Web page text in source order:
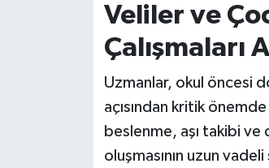
Veliler ve
Çalışmaları
Uzmanlar, okul öncesi
açısından kritik
beslenme, aşı takibi ve
oluşmasının uzun